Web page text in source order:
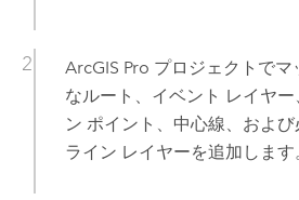
ArcGIS Pro プロジェクトで
なルート、イベント レイヤ
ン ポイント、中心線、およ
ライン レイヤーを追加します